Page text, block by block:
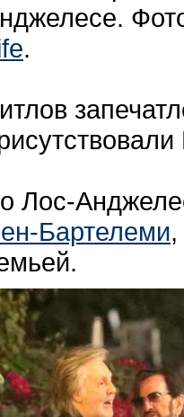
.
Лос-
Бартелеми